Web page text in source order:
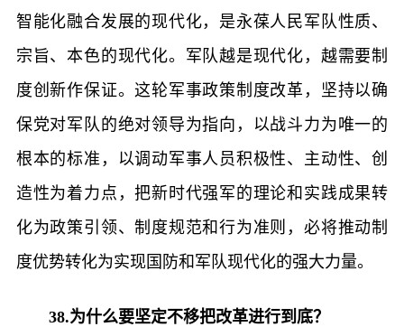
智能化融合发展的现代化，是永葆人民军队性质、
宗旨、本色的现代化。军队越是现代化，越需要制
度创新作保证。这轮军事政策制度改革，坚持以确
保党对军队的绝对领导为指向，以战斗力为唯一的
根本的标准，以调动军事人员积极性、主动性、创
造性为着力点，把新时代强军的理论和实践成果转
化为政策引领、制度规范和行为准则，必将推动制
度优势转化为实现国防和军队现代化的强大力量。
38.为什么要坚定不移把改革进行到底？